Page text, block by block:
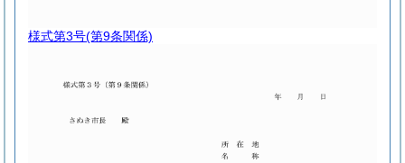
様式第3号(第9条関係)